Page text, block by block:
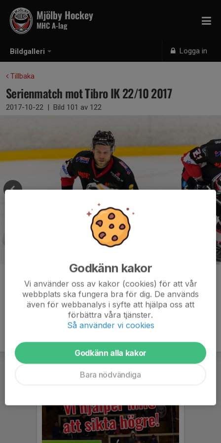
Bildgalleri Logga in
Mjölby Hockey
MHC A-lag
Tillbaka
Serienmatch mot Tibro IK 22/10 2017
2017-10-22 | Bild 101 av 122
Kommentarer
Godkänn kakor
Vi använder oss av kakor (cookies) för att vår
webbplats ska fungera bra för dig. De används
även för webbanalys i syfte att hjälpa oss att
förbättra våra tjänster.
Så använder vi cookies
Godkänn alla kakor
Bara nödvändiga